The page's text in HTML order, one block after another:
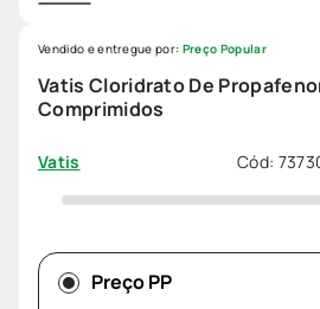
Vatis Cloridrato De
Comprimidos
Vatis Cód:
Vendido e entregue por: Preço Popular
Preço PP